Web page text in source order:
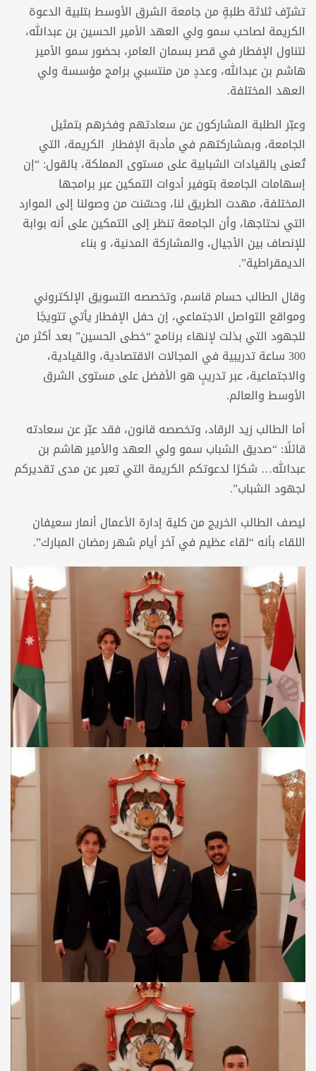
تشرّف ثلاثة طلبةٍ من جامعة الشرق الأوسط بتلبية الدعوة
الكريمة لصاحب سمو ولي العهد الأمير الحسين بن عبدالله،
لتناول الإفطار في قصر بسمان العامر، بحضور سمو الأمير
هاشم بن عبدالله، وعددٍ من منتسبي برامج مؤسسة ولي
العهد المختلفة.
وعبّر الطلبة المشاركون عن سعادتهم وفخرهم بتمثيل
الجامعة، وبمشاركتهم في مأدبة الإفطار الكريمة، التي
تُعنى بالقيادات الشبابية على مستوى المملكة، بالقول: “إن
إسهامات الجامعة بتوفير أدوات التمكين عبر برامجها
المختلفة، مهدت الطريق لنا، وحسّنت من وصولنا إلى الموارد
التي نحتاجها، وأن الجامعة تنظر إلى التمكين على أنه بوابة
للإنصاف بين الأجيال، والمشاركة المدنية، و بناء
الديمقراطية”.
وقال الطالب حسام قاسم، وتخصصه التسويق الإلكتروني
ومواقع التواصل الاجتماعي، إن حفل الإفطار يأتي تتويجًا
للجهود التي بذلت لإنهاء برنامج “خطى الحسين” بعد أكثر من
300 ساعة تدريبية في المجالات الاقتصادية، والقيادية،
والاجتماعية، عبر تدريبٍ هو الأفضل على مستوى الشرق
الأوسط والعالم.
أما الطالب زيد الرقاد، وتخصصه قانون، فقد عبّر عن سعادته
قائلًا: “صديق الشباب سمو ولي العهد والأمير هاشم بن
عبدالله… شكرًا لدعوتكم الكريمة التي تعبر عن مدى تقديركم
لجهود الشباب”.
ليصف الطالب الخريج من كلية إدارة الأعمال أنمار سعيفان
اللقاء بأنه “لقاء عظيم في آخر أيام شهر رمضان المبارك”.